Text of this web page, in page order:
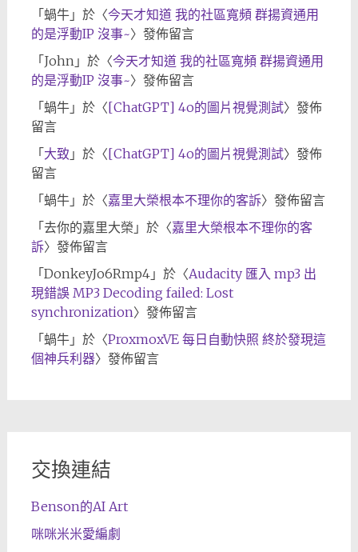
「 蝸牛」於〈今天才知道 我的社區寬頻 群揚資通用
的是浮動IP 沒事~〉發佈留言
「 John」於〈今天才知道 我的社區寬頻 群揚資通用
的是浮動IP 沒事~〉發佈留言
「 蝸牛」於〈[ChatGPT] 4o的圖片視覺測試〉發佈
留言
「 大致 」於〈[ChatGPT] 4o的圖片視覺測試〉發佈
留言
「 蝸牛」於〈嘉里大榮根本不理你的客訴〉發佈留言
「 去你的嘉里大榮 」於〈嘉里大榮根本不理你的客
訴〉發佈留言
「 DonkeyJo6Rmp4」於〈Audacity 匯入 mp3 出
現錯誤 MP3 Decoding failed: Lost
synchronization〉發佈留言
「 蝸牛」於〈ProxmoxVE 每日自動快照 終於發現這
個神兵利器〉發佈留言
交換連結
Benson的AI Art
咪咪米米愛編劇